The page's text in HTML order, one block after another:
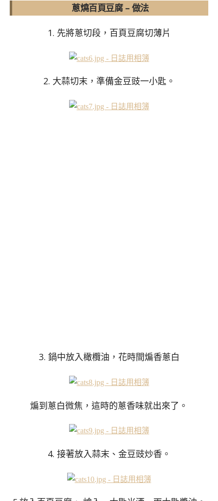
蔥燒百頁豆腐 – 做法
1. 先將蔥切段，百頁豆腐切薄片
2. 大蒜切末，準備金豆豉一小匙。
3. 鍋中放入橄欖油，花時間煸香蔥白
煸到蔥白微焦，這時的蔥香味就出來了。
4. 接著放入蒜末、金豆豉炒香。